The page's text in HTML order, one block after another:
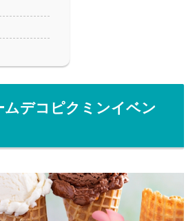
ムデコピクミンイベン